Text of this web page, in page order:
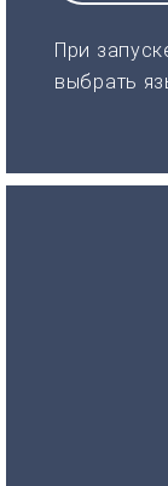
При
выбрать